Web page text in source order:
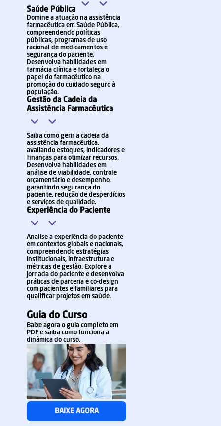
Saúde Pública
Domine a atuação na assistência
farmacêutica em Saúde Pública,
compreendendo políticas
públicas, programas de uso
racional de medicamentos e
segurança do paciente.
Desenvolva habilidades em
farmácia clínica e fortaleça o
papel do farmacêutico na
promoção do cuidado seguro à
população.
Gestão da Cadeia da
Assistência Farmacêutica
Saiba como gerir a cadeia da
assistência farmacêutica,
avaliando estoques, indicadores e
finanças para otimizar recursos.
Desenvolva habilidades em
análise de viabilidade, controle
orçamentário e desempenho,
garantindo segurança do
paciente, redução de desperdícios
e serviços de qualidade.
Experiência do Paciente
Analise a experiência do paciente
em contextos globais e nacionais,
compreendendo estratégias
institucionais, infraestrutura e
métricas de gestão. Explore a
jornada do paciente e desenvolva
práticas de parceria e co-design
com pacientes e familiares para
qualificar projetos em saúde.
Guia do Curso
Baixe agora o guia completo em
PDF e saiba como funciona a
dinâmica do curso.
BAIXE AGORA